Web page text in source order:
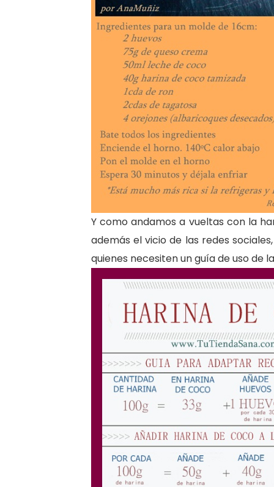
Y como andamos a vueltas con la
además el vicio de las redes
quienes necesiten un guía de uso de